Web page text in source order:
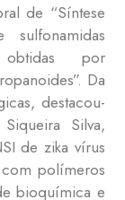
de “Síntese
obtidas por
Da
destacou-
Silva,
de zika vírus
polímeros
bioquímica e